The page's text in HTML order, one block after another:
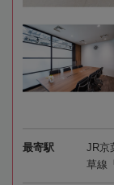
最寄駅
JR京
草線